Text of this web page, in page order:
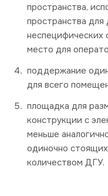
пространства,
пространства
неспецифических
место для
поддержание
для всего
площадка для
конструкции с
меньше
одиночно
количеством ДГУ.